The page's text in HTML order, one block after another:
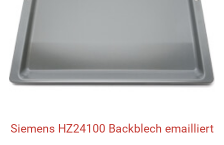
Siemens HZ24100 Backblech emailliert